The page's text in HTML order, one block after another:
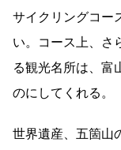
サイクリングコー
い。コース上、さ
る観光名所は、富
のにしてくれる。
世界遺産、五箇山